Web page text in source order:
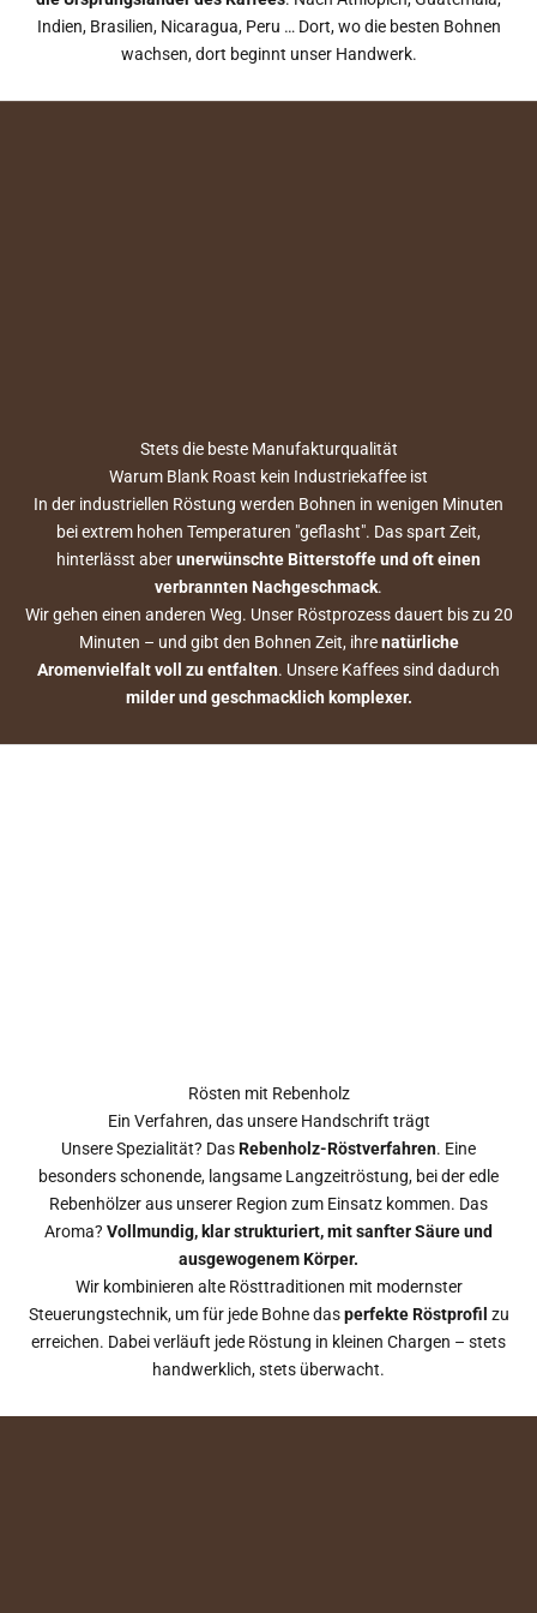
Indien, Brasilien, Nicaragua, Peru … Dort, wo die besten Bohnen
wachsen, dort beginnt unser Handwerk.
Stets die beste Manufakturqualität
Warum Blank Roast kein Industriekaffee ist
In der industriellen Röstung werden Bohnen in wenigen Minuten
bei extrem hohen Temperaturen "geflasht". Das spart Zeit,
hinterlässt aberunerwünschte Bitterstoffe und oft einen
verbrannten Nachgeschmack.
Wir gehen einen anderen Weg. Unser Röstprozess dauert bis zu 20
Minuten – und gibt den Bohnen Zeit, ihrenatürliche
Aromenvielfalt voll zu entfalten. Unsere Kaffees sind dadurch
milder und geschmacklich komplexer.
Rösten mit Rebenholz
Ein Verfahren, das unsere Handschrift trägt
Unsere Spezialität? DasRebenholz-Röstverfahren. Eine
besonders schonende, langsame Langzeitröstung, bei der edle
Rebenhölzer aus unserer Region zum Einsatz kommen. Das
Aroma? Vollmundig, klar strukturiert, mit sanfter Säure und
ausgewogenem Körper.
Wir kombinieren alte Rösttraditionen mit modernster
Steuerungstechnik, um für jede Bohne dasperfekte Röstprofil zu
erreichen. Dabei verläuft jede Röstung in kleinen Chargen – stets
handwerklich, stets überwacht.